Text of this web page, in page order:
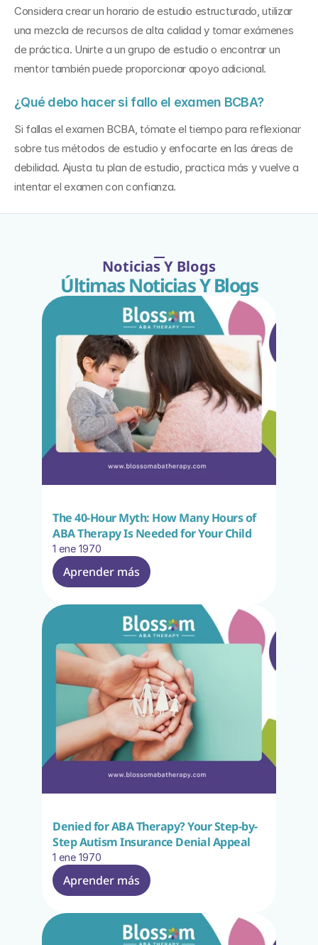
Considera crear un horario de estudio estructurado, utilizar
una mezcla de recursos de alta calidad y tomar exámenes
de práctica. Unirte a un grupo de estudio o encontrar un
mentor también puede proporcionar apoyo adicional.
¿Qué debo hacer si fallo el examen BCBA?
Si fallas el examen BCBA, tómate el tiempo para reflexionar
sobre tus métodos de estudio y enfocarte en las áreas de
debilidad. Ajusta tu plan de estudio, practica más y vuelve a
intentar el examen con confianza.
Noticias Y Blogs
Últimas Noticias Y Blogs
The 40-Hour Myth: How Many Hours of
ABA Therapy Is Needed for Your Child
1 ene 1970
Aprender más
Denied for ABA Therapy? Your Step-by-
Step Autism Insurance Denial Appeal
1 ene 1970
Aprender más